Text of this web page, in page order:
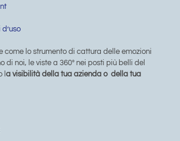
come lo strumento di cattura delle emozioni
di noi, le viste a 360° nei posti più belli del
a visibilità della tua azienda o della tua